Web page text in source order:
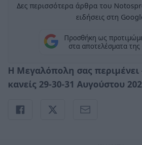
Δες περισσότερα άρθρα του
ειδήσεις στη
Προσθήκη ως
στα αποτελέσματα
Η Μεγαλόπολη σας
κανείς 29-30-31 Αυγούστου